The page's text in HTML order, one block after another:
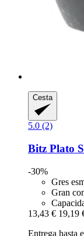
Cesta
5.0 (2)
Bitz Plato
-30%
Gres
Gran
13,43 € 19,19
Entrega hasta